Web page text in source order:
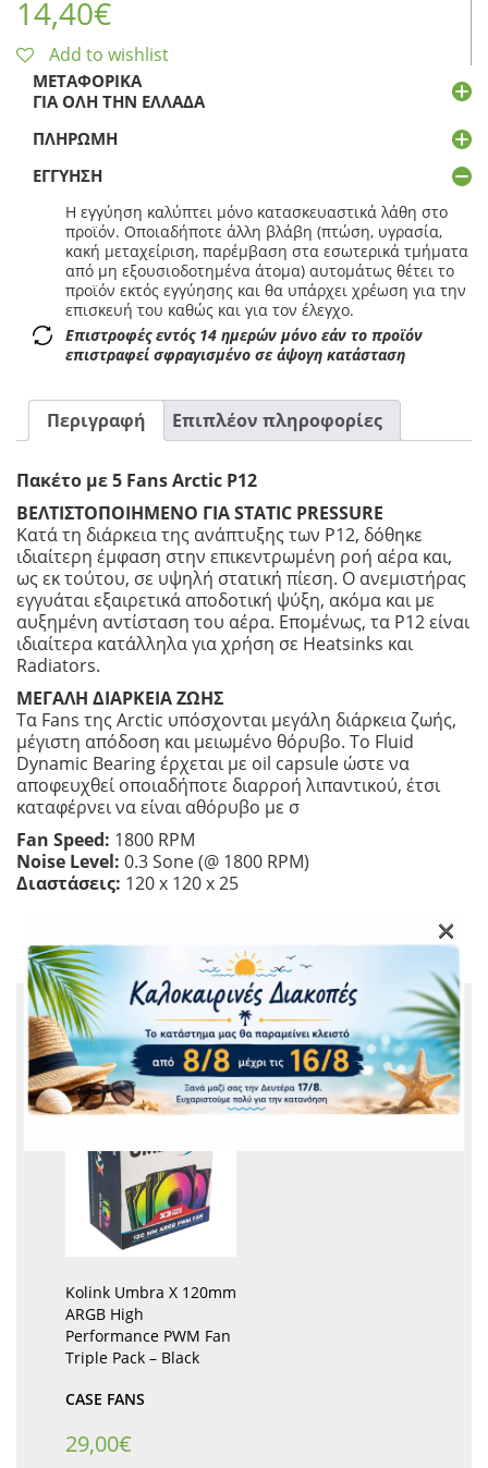
14,40€
Add to wishlist
ΜΕΤΑΦΟΡΙΚΆ
ΓΙΑ ΌΛΗ ΤΗΝ ΕΛΛΆΔΑ
ΠΛΗΡΩΜΉ
ΕΓΓΎΗΣΗ
Η εγγύηση καλύπτει μόνο κατασκευαστικά λάθη στο
προϊόν. Οποιαδήποτε άλλη βλάβη (πτώση, υγρασία,
κακή μεταχείριση, παρέμβαση στα εσωτερικά τμήματα
από μη εξουσιοδοτημένα άτομα) αυτομάτως θέτει το
προϊόν εκτός εγγύησης και θα υπάρχει χρέωση για την
επισκευή του καθώς και για τον έλεγχο.
Επιστροφές εντός 14 ημερών μόνο εάν το προϊόν
επιστραφεί σφραγισμένο σε άψογη κατάσταση
Περιγραφή Επιπλέον πληροφορίες
Πακέτο με 5 Fans Arctic P12
ΒΕΛΤΙΣΤΟΠΟΙΗΜΕΝΟ ΓΙΑ STATIC PRESSURE
Κατά τη διάρκεια της ανάπτυξης των P12, δόθηκε
ιδιαίτερη έμφαση στην επικεντρωμένη ροή αέρα και,
ως εκ τούτου, σε υψηλή στατική πίεση. Ο ανεμιστήρας
εγγυάται εξαιρετικά αποδοτική ψύξη, ακόμα και με
αυξημένη αντίσταση του αέρα. Επομένως, τα P12 είναι
ιδιαίτερα κατάλληλα για χρήση σε Heatsinks και
Radiators.
ΜΕΓΑΛΗ ΔΙΑΡΚΕΙΑ ΖΩΗΣ
Τα Fans της Arctic υπόσχονται μεγάλη διάρκεια ζωής,
μέγιστη απόδοση και μειωμένο θόρυβο. Το Fluid
Dynamic Bearing έρχεται με oil capsule ώστε να
αποφευχθεί οποιαδήποτε διαρροή λιπαντικού, έτσι
καταφέρνει να είναι αθόρυβο με σ
Fan Speed: 1800 RPM
Noise Level: 0.3 Sone (@ 1800 RPM)
Διαστάσεις: 120 x 120 x 25
ΣΧΕΤΙΚΆ ΠΡΟΪΌΝΤΑ
Kolink Umbra X 120mm
ARGB High
Performance PWM Fan
Triple Pack – Black
CASE FANS
29,00€
×